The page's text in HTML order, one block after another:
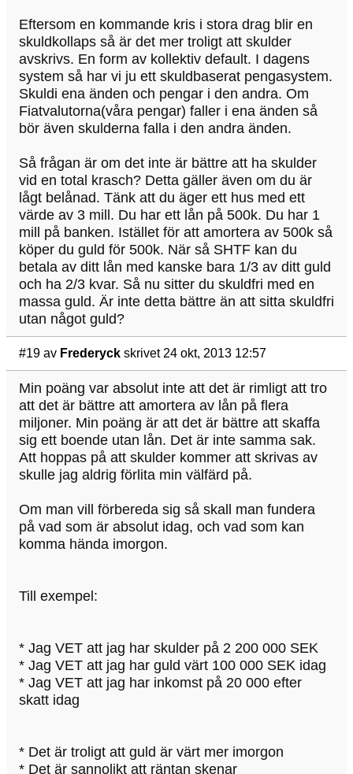
Eftersom en kommande kris i stora drag blir en
skuldkollaps så är det mer troligt att skulder
avskrivs. En form av kollektiv default. I dagens
system så har vi ju ett skuldbaserat pengasystem.
Skuldi ena änden och pengar i den andra. Om
Fiatvalutorna(våra pengar) faller i ena änden så
bör även skulderna falla i den andra änden.
Så frågan är om det inte är bättre att ha skulder
vid en total krasch? Detta gäller även om du är
lågt belånad. Tänk att du äger ett hus med ett
värde av 3 mill. Du har ett lån på 500k. Du har 1
mill på banken. Istället för att amortera av 500k så
köper du guld för 500k. När så SHTF kan du
betala av ditt lån med kanske bara 1/3 av ditt guld
och ha 2/3 kvar. Så nu sitter du skuldfri med en
massa guld. Är inte detta bättre än att sitta skuldfri
utan något guld?
#19 av Frederyck skrivet 24 okt, 2013 12:57
Min poäng var absolut inte att det är rimligt att tro
att det är bättre att amortera av lån på flera
miljoner. Min poäng är att det är bättre att skaffa
sig ett boende utan lån. Det är inte samma sak.
Att hoppas på att skulder kommer att skrivas av
skulle jag aldrig förlita min välfärd på.
Om man vill förbereda sig så skall man fundera
på vad som är absolut idag, och vad som kan
komma hända imorgon.
Till exempel:
* Jag VET att jag har skulder på 2 200 000 SEK
* Jag VET att jag har guld värt 100 000 SEK idag
* Jag VET att jag har inkomst på 20 000 efter
skatt idag
* Det är troligt att guld är värt mer imorgon
* Det är sannolikt att räntan skenar